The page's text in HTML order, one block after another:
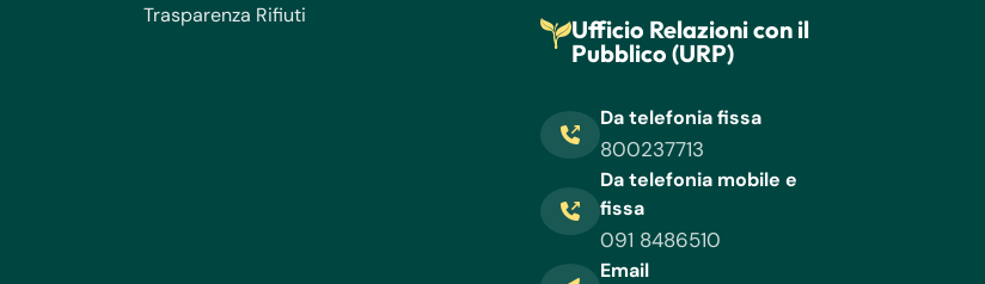
Trasparenza Rifiuti
Ufficio Relazioni con il
Pubblico (URP)
Da telefonia fissa
800237713
Da telefonia mobile e
fissa
091 8486510
Email